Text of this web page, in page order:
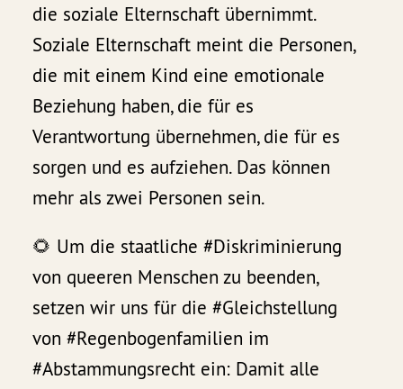
die soziale Elternschaft übernimmt.
Soziale Elternschaft meint die Personen,
die mit einem Kind eine emotionale
Beziehung haben, die für es
Verantwortung übernehmen, die für es
sorgen und es aufziehen. Das können
mehr als zwei Personen sein.
🌻 Um die staatliche #Diskriminierung
von queeren Menschen zu beenden,
setzen wir uns für die #Gleichstellung
von #Regenbogenfamilien im
#Abstammungsrecht ein: Damit alle